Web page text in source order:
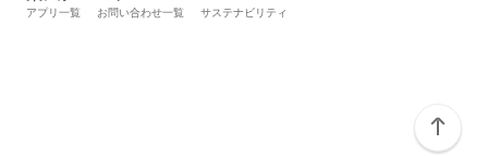
東松山市
自動車カタログ 自動車保険
アプリ一覧 お問い合わせ一覧 サステナビリティ